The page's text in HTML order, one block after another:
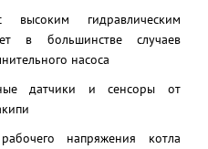
гидравлическим
в большинстве случаев
насоса
датчики и сенсоры от
напряжения котла